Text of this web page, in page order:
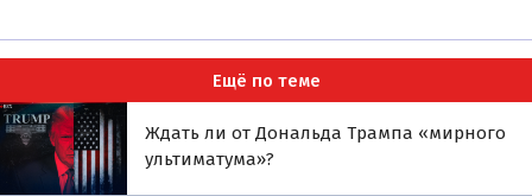
Ещё по теме
Ждать ли от Дональда Трампа «мирного
ультиматума»?